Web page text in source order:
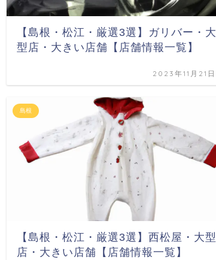
【島根・松江・厳選3選】ガリバー・大
型店・大きい店舗【店舗情報一覧】
2023年11月21日
島根
【島根・松江・厳選3選】西松屋・大型
店・大きい店舗【店舗情報一覧】